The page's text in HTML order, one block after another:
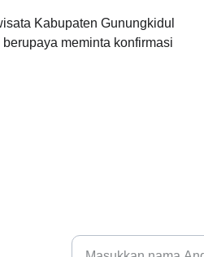
Kabupaten Gunungkidul
meminta konfirmasi